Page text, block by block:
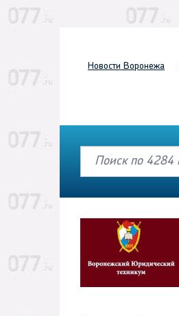
Новости Воронежа